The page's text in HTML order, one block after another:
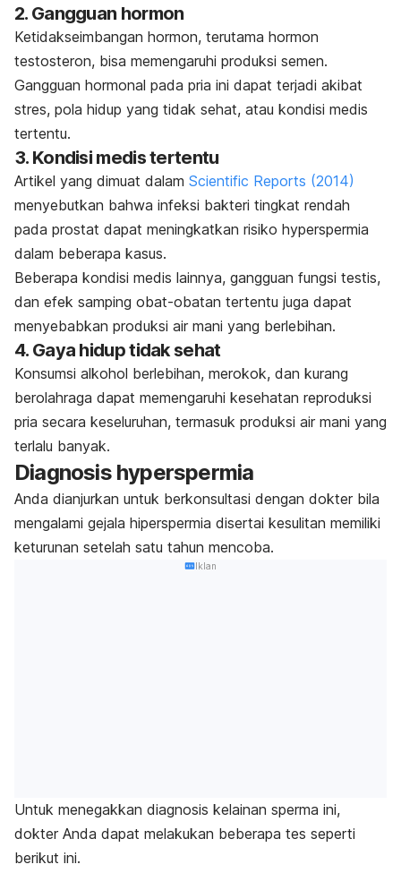
2. Gangguan hormon
Ketidakseimbangan hormon, terutama hormon
testosteron, bisa memengaruhi produksi semen.
Gangguan hormonal pada pria ini dapat terjadi akibat
stres, pola hidup yang tidak sehat, atau kondisi medis
tertentu.
3. Kondisi medis tertentu
Artikel yang dimuat dalam Scientific Reports (2014)
menyebutkan bahwa infeksi bakteri tingkat rendah
pada prostat dapat meningkatkan risiko hyperspermia
dalam beberapa kasus.
Beberapa kondisi medis lainnya, gangguan fungsi testis,
dan efek samping obat-obatan tertentu juga dapat
menyebabkan produksi air mani yang berlebihan.
4. Gaya hidup tidak sehat
Konsumsi alkohol berlebihan, merokok, dan kurang
berolahraga dapat memengaruhi kesehatan reproduksi
pria secara keseluruhan, termasuk produksi air mani yang
terlalu banyak.
Diagnosis hyperspermia
Anda dianjurkan untuk berkonsultasi dengan dokter bila
mengalami gejala hiperspermia disertai kesulitan memiliki
keturunan setelah satu tahun mencoba.
Iklan
Untuk menegakkan diagnosis kelainan sperma ini,
dokter Anda dapat melakukan beberapa tes seperti
berikut ini.